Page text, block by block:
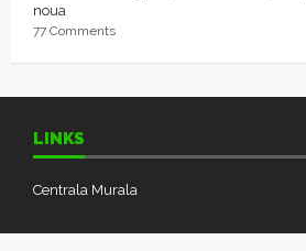
noua
77 Comments
LINKS
Centrala Murala